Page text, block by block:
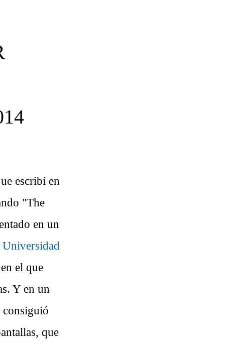
escribí en
"The
en un
Universidad
el que
Y en un
que